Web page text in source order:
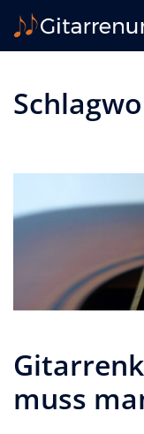
Zum
Inhalt
springen
muss